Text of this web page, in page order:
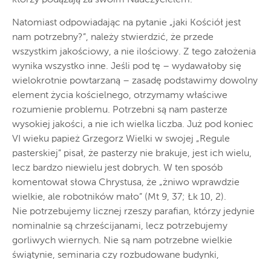
Natomiast odpowiadając na pytanie „jaki Kościół jest
nam potrzebny?”, należy stwierdzić, że przede
wszystkim jakościowy, a nie ilościowy. Z tego założenia
wynika wszystko inne. Jeśli pod tę – wydawałoby się
wielokrotnie powtarzaną – zasadę podstawimy dowolny
element życia kościelnego, otrzymamy właściwe
rozumienie problemu. Potrzebni są nam pasterze
wysokiej jakości, a nie ich wielka liczba. Już pod koniec
VI wieku papież Grzegorz Wielki w swojej „Regule
pasterskiej” pisał, że pasterzy nie brakuje, jest ich wielu,
lecz bardzo niewielu jest dobrych. W ten sposób
komentował słowa Chrystusa, że „żniwo wprawdzie
wielkie, ale robotników mało” (Mt 9, 37; Łk 10, 2).
Nie potrzebujemy licznej rzeszy parafian, którzy jedynie
nominalnie są chrześcijanami, lecz potrzebujemy
gorliwych wiernych. Nie są nam potrzebne wielkie
świątynie, seminaria czy rozbudowane budynki,